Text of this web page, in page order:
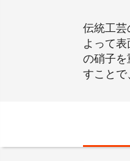
伝統工芸
よって
の硝子を
すことで